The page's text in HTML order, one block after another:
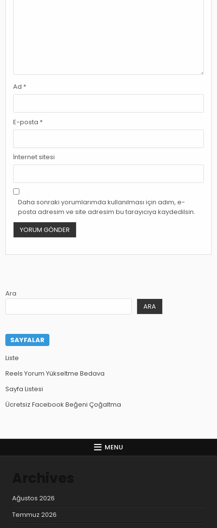
Ad *
E-posta *
İnternet sitesi
Daha sonraki yorumlarımda kullanılması için adım, e-
posta adresim ve site adresim bu tarayıcıya kaydedilsin.
Ara
ARA
SAYFALAR
Liste
Reels Yorum Yükseltme Bedava
Sayfa Listesi
Ücretsiz Facebook Beğeni Çoğaltma
MENU
Ağustos 2026
Temmuz 2026